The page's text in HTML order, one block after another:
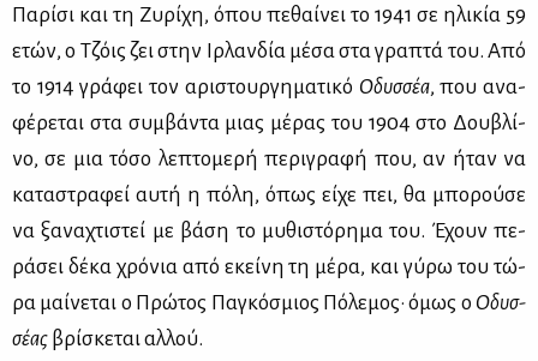
Πα­ρί­σι και τη Ζυ­ρί­χη, όπου πε­θαί­νει το 1941 σε ηλι­κία 59
ετών, ο Τζόις ζει στην Ιρ­λαν­δία μέ­σα στα γρα­πτά του. Από
το 1914 γρά­φει τον αρι­στουρ­γη­μα­τι­κό Οδυσ­σέα, που ανα­
φέ­ρε­ται στα συμ­βά­ντα μιας μέ­ρας του 1904 στο Δου­βλί­
νο, σε μια τό­σο λε­πτο­με­ρή πε­ρι­γρα­φή που, αν ήταν να
κα­τα­στρα­φεί αυ­τή η πό­λη, όπως εί­χε πει, θα μπο­ρού­σε
να ξα­να­χτι­στεί με βά­ση το μυ­θι­στό­ρη­μα του. Έχουν πε­
ρά­σει δέ­κα χρό­νια από εκεί­νη τη μέ­ρα, και γύ­ρω του τώ­
ρα μαί­νε­ται ο Πρώ­τος Πα­γκό­σμιος Πό­λε­μος· όμως ο Οδυσ­
σέ­ας βρί­σκε­ται αλ­λού.